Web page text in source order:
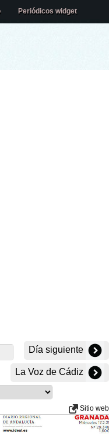
Periódicos widget
Día siguiente
La Voz de Cádiz
Sitio web